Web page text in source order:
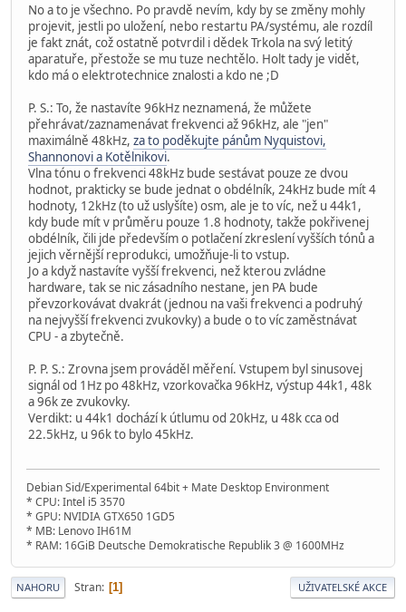
No a to je všechno. Po pravdě nevím, kdy by se změny mohly
projevit, jestli po uložení, nebo restartu PA/systému, ale rozdíl
je fakt znát, což ostatně potvrdil i dědek Trkola na svý letitý
aparatuře, přestože se mu tuze nechtělo. Holt tady je vidět,
kdo má o elektrotechnice znalosti a kdo ne ;D
P. S.: To, že nastavíte 96kHz neznamená, že můžete
přehrávat/zaznamenávat frekvenci až 96kHz, ale "jen"
maximálně 48kHz, za to poděkujte pánům Nyquistovi,
Shannonovi a Kotělnikovi.
Vlna tónu o frekvenci 48kHz bude sestávat pouze ze dvou
hodnot, prakticky se bude jednat o obdélník, 24kHz bude mít 4
hodnoty, 12kHz (to už uslyšíte) osm, ale je to víc, než u 44k1,
kdy bude mít v průměru pouze 1.8 hodnoty, takže pokřivenej
obdélník, čili jde především o potlačení zkreslení vyšších tónů a
jejich věrnější reprodukci, umožňuje-li to vstup.
Jo a když nastavíte vyšší frekvenci, než kterou zvládne
hardware, tak se nic zásadního nestane, jen PA bude
převzorkovávat dvakrát (jednou na vaši frekvenci a podruhý
na nejvyšší frekvenci zvukovky) a bude o to víc zaměstnávat
CPU - a zbytečně.
P. P. S.: Zrovna jsem prováděl měření. Vstupem byl sinusovej
signál od 1Hz po 48kHz, vzorkovačka 96kHz, výstup 44k1, 48k
a 96k ze zvukovky.
Verdikt: u 44k1 dochází k útlumu od 20kHz, u 48k cca od
22.5kHz, u 96k to bylo 45kHz.
Debian Sid/Experimental 64bit + Mate Desktop Environment
* CPU: Intel i5 3570
* GPU: NVIDIA GTX650 1GD5
* MB: Lenovo IH61M
* RAM: 16GiB Deutsche Demokratische Republik 3 @ 1600MHz
NAHORU Stran 1 UŽIVATELSKÉ AKCE